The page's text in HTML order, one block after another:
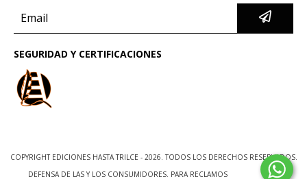
SEGURIDAD Y CERTIFICACIONES
COPYRIGHT EDICIONES HASTA TRILCE - 2026. TODOS LOS DERECHOS RESERVADOS.
DEFENSA DE LAS Y LOS CONSUMIDORES. PARA RECLAMOS
INGRESÁ ACÁ.